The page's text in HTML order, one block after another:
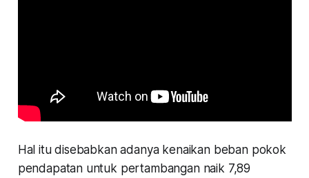
Hal itu disebabkan adanya kenaikan beban pokok
pendapatan untuk pertambangan naik 7,89